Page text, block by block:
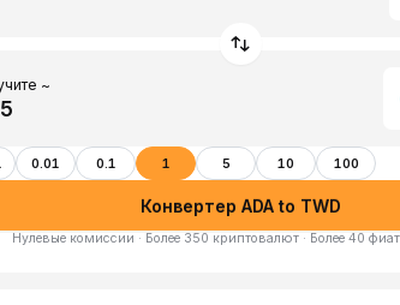
~
0.01 0.1 1 5 10 100
Конвертер ADA to TWD
Нулевые комиссии · Более 350 криптовалют · Более 40